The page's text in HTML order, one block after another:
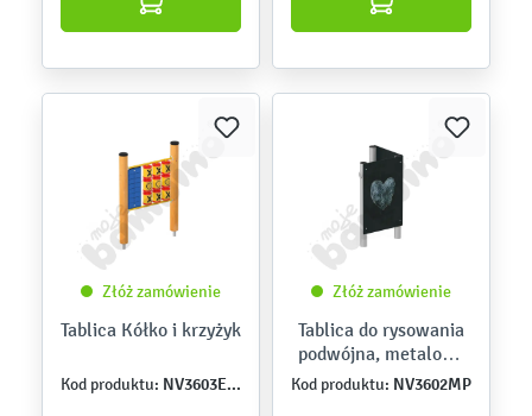
Złóż zamówienie
Tablica Kółko i krzyżyk
Kod produktu: NV3603EPZ
Złóż zamówienie
Tablica do rysowania
podwójna, metalowe
słupy
Kod produktu: NV3602MP